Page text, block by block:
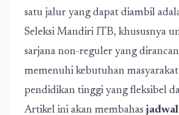
satu jalur yang dapat diambil
Seleksi Mandiri ITB, khususnya
sarjana non-reguler yang
memenuhi kebutuhan
pendidikan tinggi yang fleksibel
Artikel ini akan membahas